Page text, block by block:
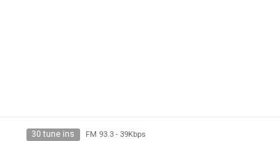
30 tune ins FM 93.3- 39Kbps